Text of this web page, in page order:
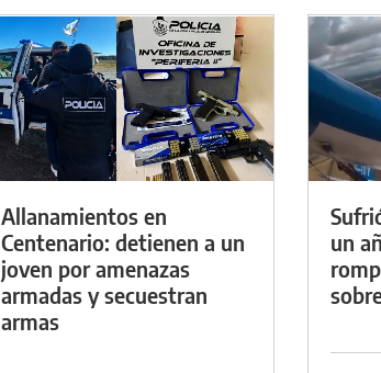
Allanamientos en
Centenario: detienen a un
joven por amenazas
armadas y secuestran
armas
un